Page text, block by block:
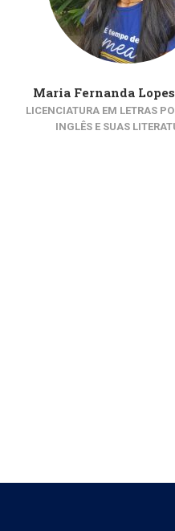
Maria Fernanda
LICENCIATURA EM LETRAS
INGLÊS E SUAS